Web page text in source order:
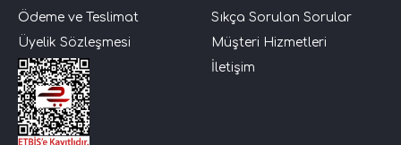
Arac Baslari)
Performans)
Ödeme ve Teslimat
Üyelik Sözleşmesi
Sıkça Sorulan Sorular
Müşteri Hizmetleri
İletişim